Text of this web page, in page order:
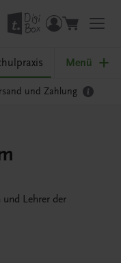
Menü
und Zahlung
Lehrer der